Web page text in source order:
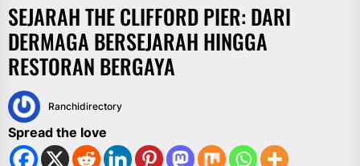
SEJARAH THE CLIFFORD PIER: DARI
DERMAGA BERSEJARAH HINGGA
RESTORAN BERGAYA
Ranchidirectory
Spread the love